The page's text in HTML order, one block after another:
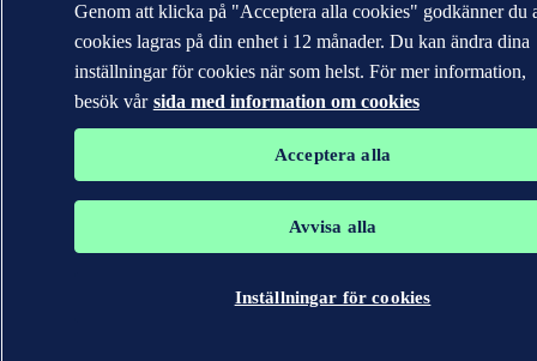
Genom att klicka på "Acceptera alla cookies" godkänner du
cookies lagras på din enhet i 12 månader. Du kan ändra dina
inställningar för cookies när som helst. För mer information,
besök vår sida med information om cookies
Acceptera alla
Avvisa alla
Inställningar för cookies